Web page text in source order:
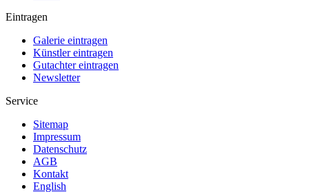
Eintragen
Galerie eintragen
Künstler eintragen
Gutachter eintragen
Newsletter
Service
Sitemap
Impressum
Datenschutz
AGB
Kontakt
English